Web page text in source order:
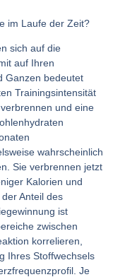
im Laufe der Zeit?
sich auf die
auf Ihren
Ganzen bedeutet
Trainingsintensität
und eine
wahrscheinlich
Sie verbrennen jetzt
Kalorien und
Anteil des
ist
zwischen
korrelieren,
Ihres Stoffwechsels
Je